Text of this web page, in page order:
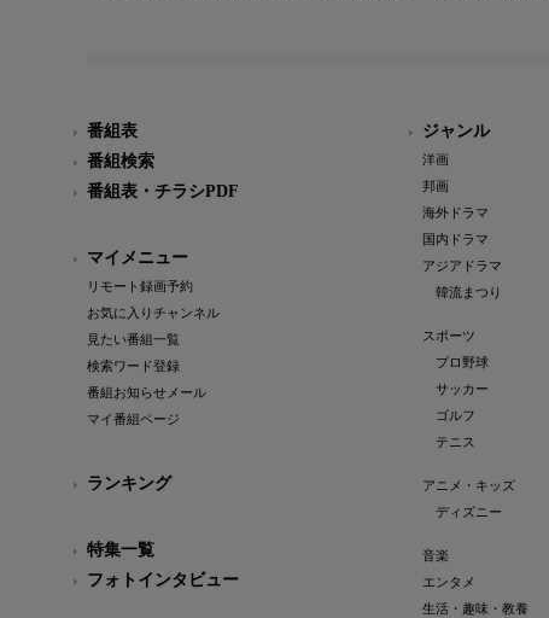
番組表
番組検索
番組表・チラシPDF
マイメニュー
リモート録画予約
お気に入りチャンネル
見たい番組一覧
検索ワード登録
番組お知らせメール
マイ番組ページ
ランキング
特集一覧
フォトインタビュー
ジャンル
洋画
邦画
海外ドラマ
国内ドラマ
アジアドラマ
韓流まつり
スポーツ
プロ野球
サッカー
ゴルフ
テニス
アニメ・キッズ
ディズニー
音楽
エンタメ
生活・趣味・教養